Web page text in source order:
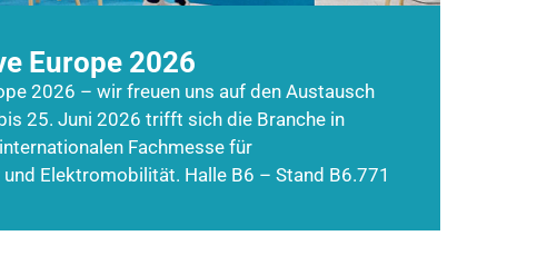
Europe 2026
2026 – wir freuen uns auf den Austausch
25. Juni 2026 trifft sich die Branche in
Fachmesse für
Elektromobilität. Halle B6 – Stand B6.771